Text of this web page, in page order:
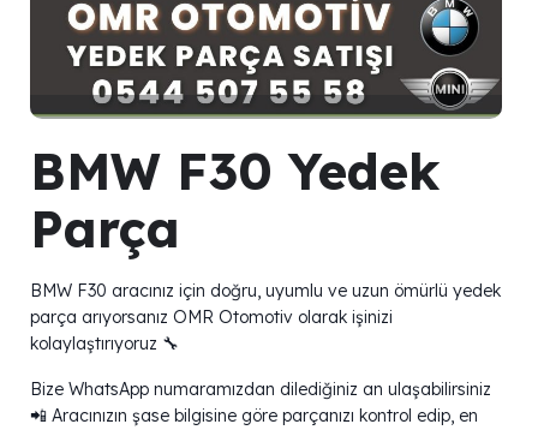
BMW F30 Yedek
Parça
BMW F30 aracınız için doğru, uyumlu ve uzun ömürlü yedek
parça arıyorsanız OMR Otomotiv olarak işinizi
kolaylaştırıyoruz 🔧
Bize WhatsApp numaramızdan dilediğiniz an ulaşabilirsiniz
📲 Aracınızın şase bilgisine göre parçanızı kontrol edip, en